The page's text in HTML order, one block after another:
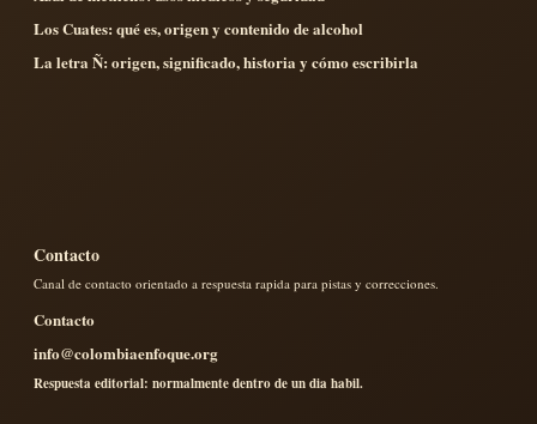
Los Cuates: qué es, origen y contenido de alcohol
La letra Ñ: origen, significado, historia y cómo escribirla
Contacto
Canal de contacto orientado a respuesta rapida para pistas y correcciones.
Contacto
info@colombiaenfoque.org
Respuesta editorial: normalmente dentro de un dia habil.